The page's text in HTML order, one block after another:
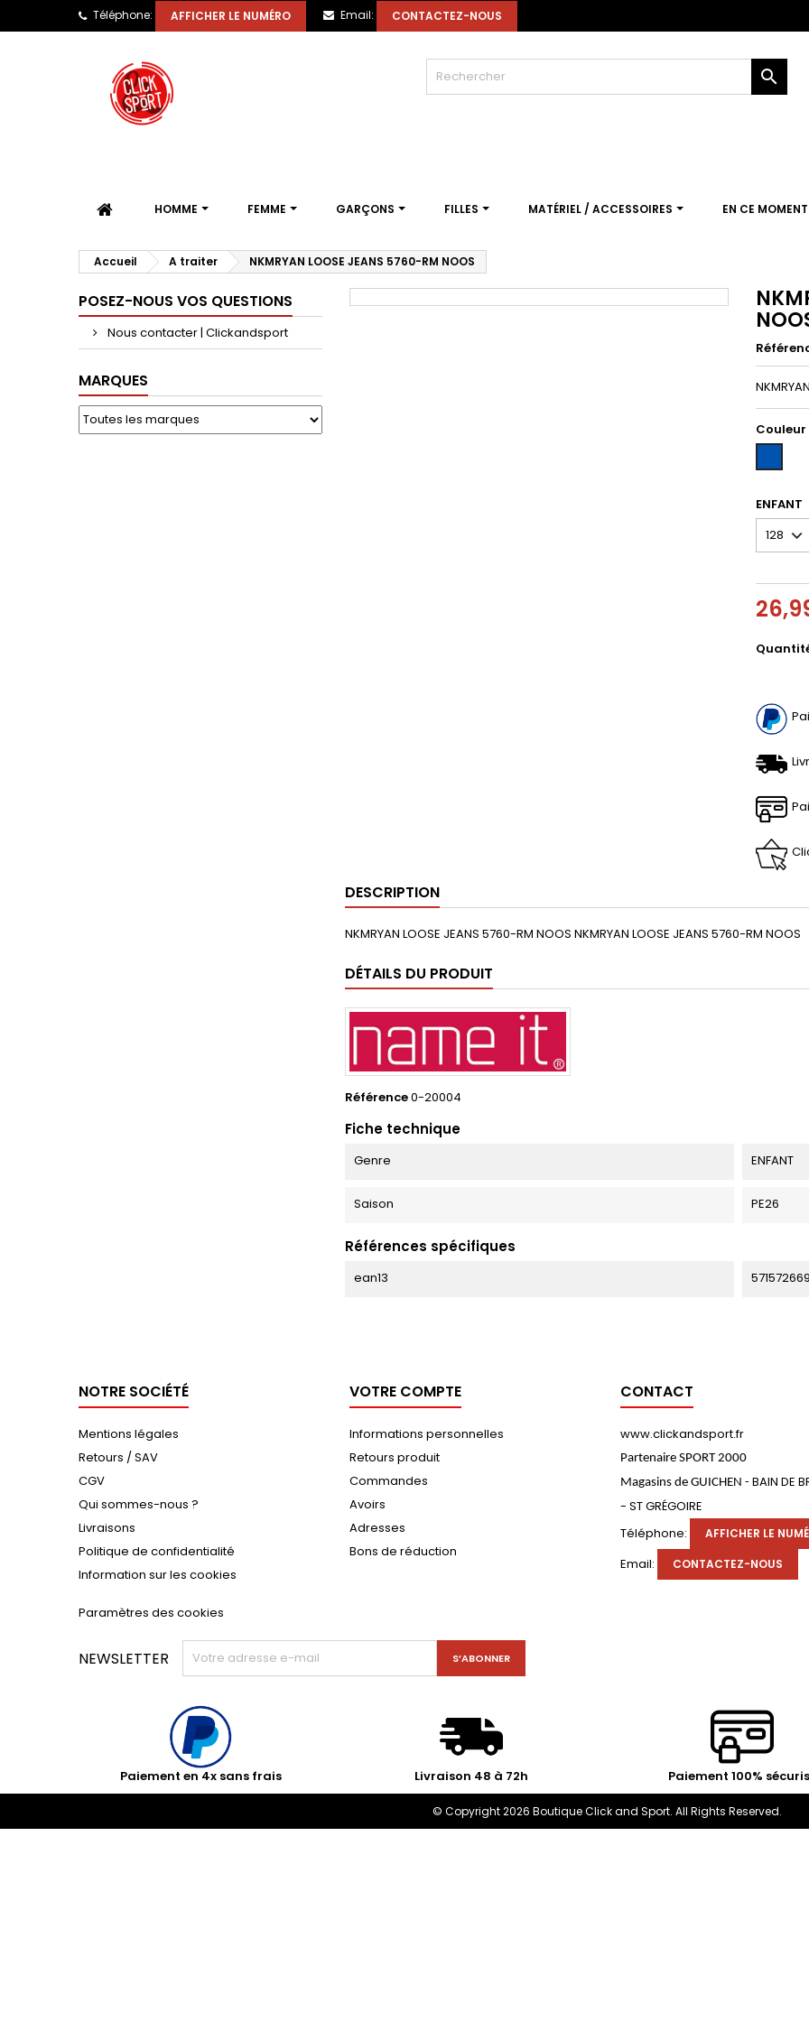
Téléphone: AFFICHER LE NUMÉRO Email: CONTACTEZ-NOUS

HOMME FEMME GARÇONS FILLES MATÉRIEL / ACCESSOIRES EN CE MOMENT
Accueil A traiter NKMRYAN LOOSE JEANS 5760-RM NOOS
POSEZ-NOUS VOS QUESTIONS
Nous contacter | Clickandsport
MARQUES
Couleur
BLUE
ENFANT
DESCRIPTION
NKMRYAN LOOSE JEANS 5760-RM NOOS NKMRYAN LOOSE JEANS 5760-RM NOOS
DÉTAILS DU PRODUIT
Référence0-20004
Fiche technique
Genre ENFANT
Saison PE26
Références spécifiques
ean13
NOTRE SOCIÉTÉ
Mentions légales
Retours / SAV
CGV
Qui sommes-nous ?
Livraisons
Politique de confidentialité
Information sur les cookies
VOTRE COMPTE
Informations personnelles
Retours produit
Commandes
Avoirs
Adresses
Bons de réduction
CONTACT
www.clickandsport.fr
Partenaire SPORT 2000
Magasins de GUICHEN - BAIN DE
- ST GRÉGOIRE
Téléphone:
AFFICHER LE
Email: CONTACTEZ-NOUS
Paramètres des cookies
NEWSLETTER
Paiement en 4x sans frais Livraison 48 à 72h Paiement 100%
© Copyright 2026 Boutique Click and Sport. All Rights Reserved.